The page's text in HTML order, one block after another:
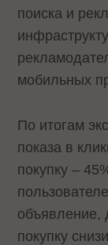
поиска и
мобильных
По итогам
показа в
покупку –
объявление,
покупку